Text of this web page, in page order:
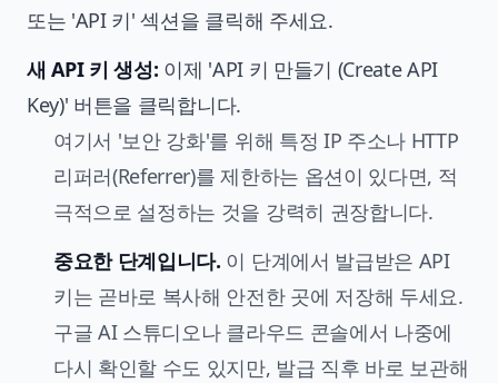
또는 'API 키' 섹션을 클릭해 주세요.
새 API 키 생성: 이제 'API 키 만들기 (Create API
Key)' 버튼을 클릭합니다.
여기서 '보안 강화'를 위해 특정 IP 주소나 HTTP
리퍼러(Referrer)를 제한하는 옵션이 있다면, 적
극적으로 설정하는 것을 강력히 권장합니다.
중요한 단계입니다. 이 단계에서 발급받은 API
키는 곧바로 복사해 안전한 곳에 저장해 두세요.
구글 AI 스튜디오나 클라우드 콘솔에서 나중에
다시 확인할 수도 있지만, 발급 직후 바로 보관해